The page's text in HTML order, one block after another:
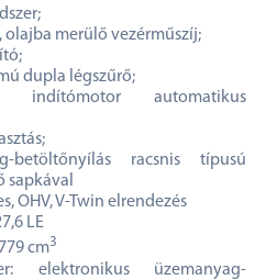
olajba merülő vezérműszíj;
dupla légszűrő;
indítómotor automatikus
betöltőnyílás racsnis típusú
sapkával
OHV, V-Twin elrendezés
LE
cm3
elektronikus üzemanyag-